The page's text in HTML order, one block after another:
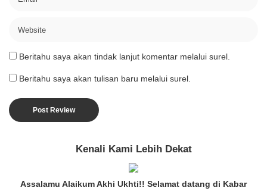
Beritahu saya akan tindak lanjut komentar melalui surel.
Beritahu saya akan tulisan baru melalui surel.
Kenali Kami Lebih Dekat
Assalamu Alaikum Akhi Ukhti!! Selamat datang di Kabar